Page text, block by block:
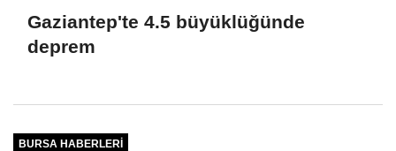
Gaziantep'te 4.5 büyüklüğünde
deprem
BURSA HABERLERI